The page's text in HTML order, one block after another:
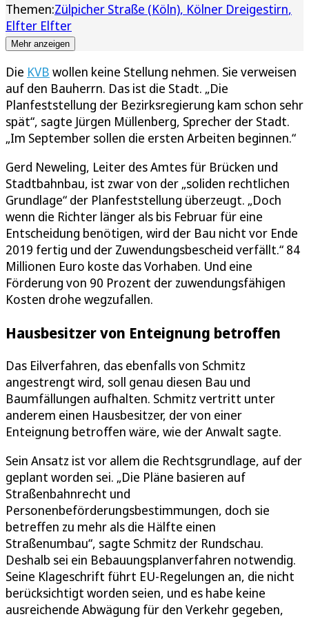
Themen:Zülpicher Straße (Köln) Kölner Dreigestirn
Elfter Elfter
Mehr anzeigen
Die KVB wollen keine Stellung nehmen. Sie verweisen
auf den Bauherrn. Das ist die Stadt. „Die
Planfeststellung der Bezirksregierung kam schon sehr
spät“, sagte Jürgen Müllenberg, Sprecher der Stadt.
„Im September sollen die ersten Arbeiten beginnen.“
Gerd Neweling, Leiter des Amtes für Brücken und
Stadtbahnbau, ist zwar von der „soliden rechtlichen
Grundlage“ der Planfeststellung überzeugt. „Doch
wenn die Richter länger als bis Februar für eine
Entscheidung benötigen, wird der Bau nicht vor Ende
2019 fertig und der Zuwendungsbescheid verfällt.“ 84
Millionen Euro koste das Vorhaben. Und eine
Förderung von 90 Prozent der zuwendungsfähigen
Kosten drohe wegzufallen.
Hausbesitzer von Enteignung betroffen
Das Eilverfahren, das ebenfalls von Schmitz
angestrengt wird, soll genau diesen Bau und
Baumfällungen aufhalten. Schmitz vertritt unter
anderem einen Hausbesitzer, der von einer
Enteignung betroffen wäre, wie der Anwalt sagte.
Sein Ansatz ist vor allem die Rechtsgrundlage, auf der
geplant worden sei. „Die Pläne basieren auf
Straßenbahnrecht und
Personenbeförderungsbestimmungen, doch sie
betreffen zu mehr als die Hälfte einen
Straßenumbau“, sagte Schmitz der Rundschau.
Deshalb sei ein Bebauungsplanverfahren notwendig.
Seine Klageschrift führt EU-Regelungen an, die nicht
berücksichtigt worden seien, und es habe keine
ausreichende Abwägung für den Verkehr gegeben,